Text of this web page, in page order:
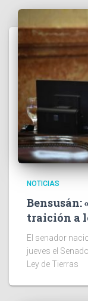
NOTICIAS
Bensusán:
traición a
El senador
jueves el
Ley de Tierras